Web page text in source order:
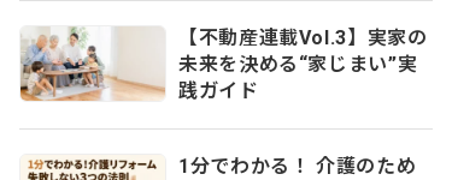
【不動産連載Vol.3】実家の
未来を決める“家じまい”実
践ガイド
1分でわかる！ 介護のため